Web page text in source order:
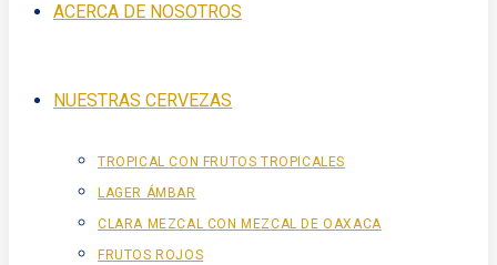
ACERCA DE NOSOTROS
NUESTRAS CERVEZAS
TROPICAL CON FRUTOS TROPICALES
LAGER ÁMBAR
CLARA MEZCAL CON MEZCAL DE OAXACA
FRUTOS ROJOS